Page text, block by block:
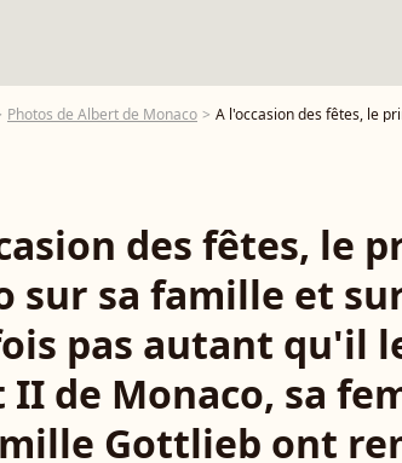
Photos de Albert de Monaco A l'occasion des fêtes, le prince s'est confié à Riviera Radio sur sa famille et sur ses enfants qu'il ne voit parfois pas
des fêtes, le
sur sa famille et
pas autant qu'il
de Monaco, sa
Gottlieb ont